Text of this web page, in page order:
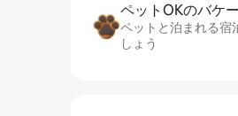
ペットOKのバ⁠ケ⁠
ペットと泊まれる宿
しょう